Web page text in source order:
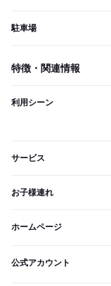
駐車場
特徴・関連情報
利用シーン
サービス
お子様連れ
ホームページ
公式アカウント